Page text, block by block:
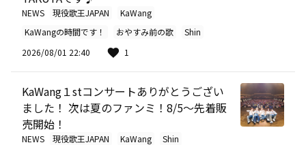
NEWS 現役歌王JAPAN
KaWang
KaWangの時間です！
おやすみ前の歌
Shin
2026/08/01 22:40
1
KaWang１stコンサートありがとうござい
ました！ 次は夏のファンミ！8/5～先着販
売開始！
NEWS 現役歌王JAPAN KaWang
Shin